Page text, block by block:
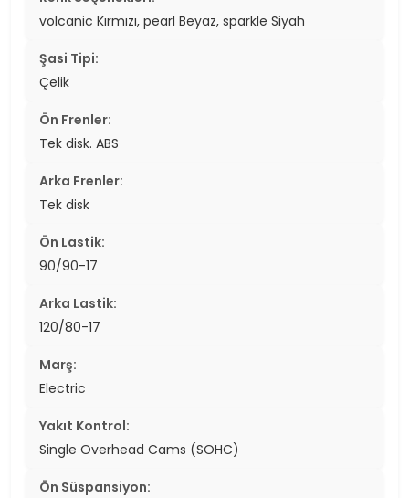
volcanic Kırmızı, pearl Beyaz, sparkle Siyah
Şasi Tipi:
Çelik
Ön Frenler:
Tek disk. ABS
Arka Frenler:
Tek disk
Ön Lastik:
90/90-17
Arka Lastik:
120/80-17
Marş:
Electric
Yakıt Kontrol:
Single Overhead Cams (SOHC)
Ön Süspansiyon: